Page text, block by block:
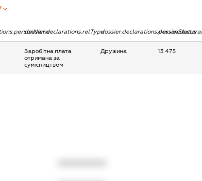
dossier.declarations.relTypedossier.declarations.personStatus
Заробітна плата
отримана за
сумісництвом
Дружина 13 475